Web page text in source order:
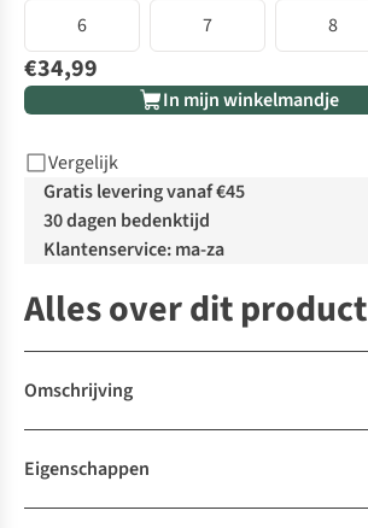
6
7 8
€34,99
In mijn winkelmandje
Vergelijk
Gratis levering vanaf €45
30 dagen bedenktijd
Klantenservice: ma-za
Alles over dit product
Omschrijving
Eigenschappen